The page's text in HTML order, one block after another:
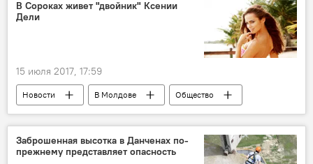
В Сороках живет "двойник" Ксении
Дели
15 июля 2017, 17:59
Новости В Молдове
Общество
Республика Молдова
Ксения Дели
Instagram
двойник
сходство
Последние новости Instagram: самое интересное сегодня
Заброшенная высотка в Данченах по-
прежнему представляет опасность